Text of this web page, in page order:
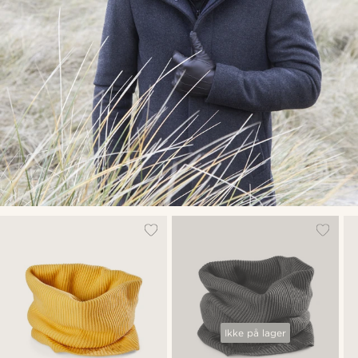
Ikke på lager